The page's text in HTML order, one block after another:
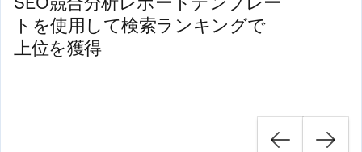
トを使用して検索ランキングで
上位を獲得